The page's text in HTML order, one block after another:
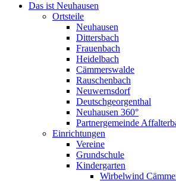
Das ist Neuhausen
Ortsteile
Neuhausen
Dittersbach
Frauenbach
Heidelbach
Cämmerswalde
Rauschenbach
Neuwernsdorf
Deutschgeorgenthal
Neuhausen 360°
Partnergemeinde
Einrichtungen
Vereine
Grundschule
Kindergarten
Wirbelwind